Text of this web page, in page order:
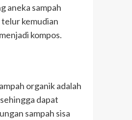
aneka sampah
kemudian
kompos.
organik adalah
dapat
sampah sisa